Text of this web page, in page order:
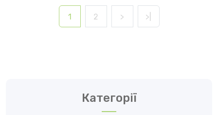
Категорії
1 2 > >|